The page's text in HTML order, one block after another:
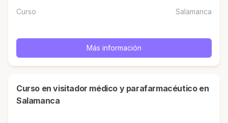
Curso Salamanca
Más información
curso en visitador médico y parafarmacéutico en
Salamanca